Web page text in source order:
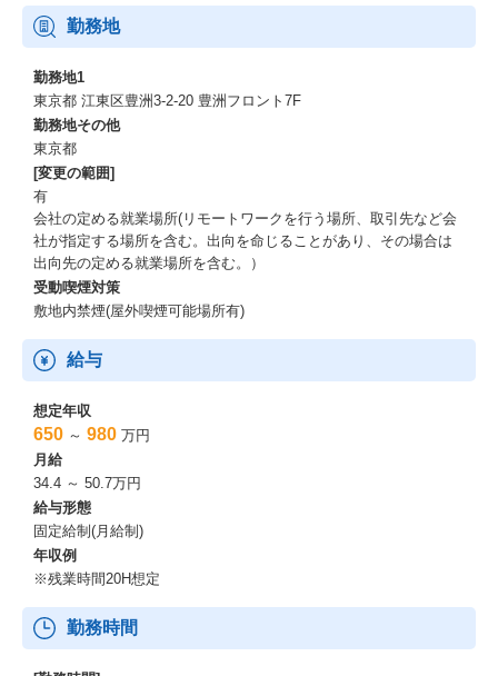
【残業少なめ】
平均残業時間20h未満（各組織の2024年度残業実績：約14～18時
間／月）
【休みを取得しやすい風土】
年間平均有給休暇取得日数11日／別途フレックス休日3日あり
【出産・育児を応援】
仕事との両立を支援する制度が充実（育休復職率97%／男性社員
育休取得率93%）
★キャリアパス★
マネジメント・スペシャリスト系どちらも目指せるキャリアパス
を実現
【技術ベースで成長できる】
入社理由第１位／様々な経験を積んで技術面での成長ができる
【キャリアチャレンジ制度】
パーソルグループ全体を対象とした公募制度／年間500求人以上
★教育・学習支援★
オンライン学習支援ツールの学び放題アカウント無料支給
【資格取得支援】
勤務地
勤務地1
東京都 江東区豊洲3-2-20 豊洲フロント7F
勤務地その他
東京都
[変更の範囲]
有
会社の定める就業場所(リモートワークを行う場所、取引先など会
社が指定する場所を含む。出向を命じることがあり、その場合は
出向先の定める就業場所を含む。）
受動喫煙対策
敷地内禁煙(屋外喫煙可能場所有)
給与
想定年収
650 ～ 980 万円
月給
34.4 ～ 50.7万円
給与形態
固定給制(月給制)
年収例
※残業時間20H想定
勤務時間